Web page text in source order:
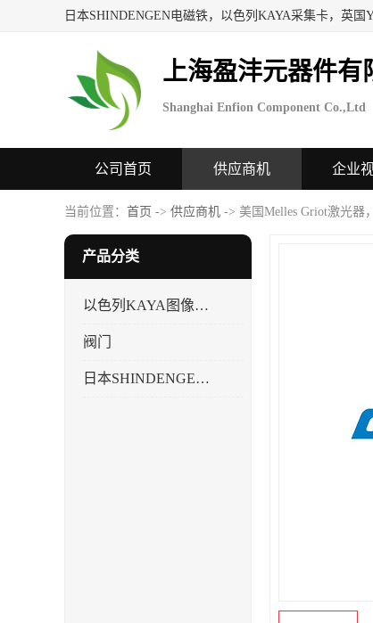
上海盈沣元器件有
Shanghai Enfion Component Co.,Ltd
公司首页 供应商机 企业
当前位置： 首页 -> 供应商机 -> 美国Melles Griot激光器
产品分类
以色列KAYA图像采集卡，数据采集卡
阀门
日本SHINDENGEN电磁铁